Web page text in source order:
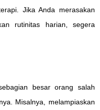
Jika Anda merasakan
rutinitas harian, segera
besar orang salah
Misalnya, melampiaskan